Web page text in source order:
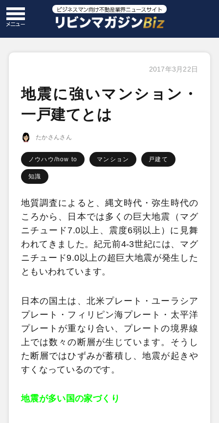
2017年3月22日
地震に強いマンション・
一戸建てとは
たかさんさん
ノウハウ/how to マンション 戸建て
知識
地質調査によると、縄文時代・弥生時代の
ころから、日本では多くの巨大地震（マグ
ニチュード7.0以上、震度6弱以上）に見舞
われてきました。紀元前4-3世紀には、マグ
ニチュード9.0以上の超巨大地震が発生した
ともいわれています。
日本の国土は、北米プレート・ユーラシア
プレート・フィリピン海プレート・太平洋
プレートが重なり合い、プレートの境界線
上では数々の断層が生じています。そうし
た断層ではひずみが蓄積し、地震が起きや
すくなっているのです。
地震が多い国の家づくり